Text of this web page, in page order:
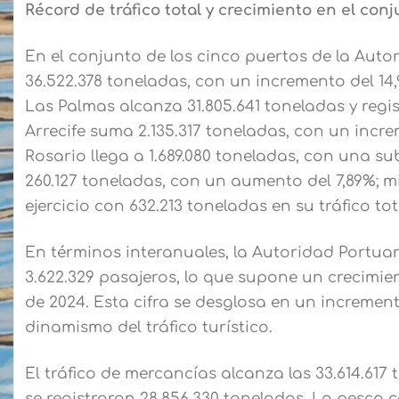
Récord de tráfico total y crecimiento en el
En el conjunto de los cinco puertos de la
36.522.378 toneladas, con un incremento del
Las Palmas alcanza 31.805.641 toneladas y
Arrecife suma 2.135.317 toneladas, con un
Rosario llega a 1.689.080 toneladas, con una
260.127 toneladas, con un aumento del
ejercicio con 632.213 toneladas en su tráfico
En términos interanuales, la Autoridad
3.622.329 pasajeros, lo que supone un
de 2024. Esta cifra se desglosa en un
dinamismo del tráfico turístico.
El tráfico de mercancías alcanza las